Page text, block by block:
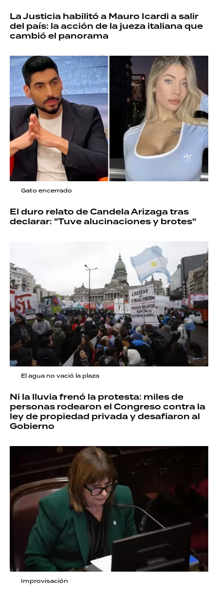
La Justicia habilitó a Mauro Icardi a salir
del país: la acción de la jueza italiana que
cambió el panorama
Gato encerrado
El duro relato de Candela Arizaga tras
declarar: "Tuve alucinaciones y brotes"
El agua no vació la plaza
Ni la lluvia frenó la protesta: miles de
personas rodearon el Congreso contra la
ley de propiedad privada y desafiaron al
Gobierno
Improvisación